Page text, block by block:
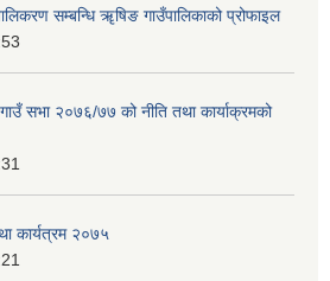
सम्बन्धि ॠषिङ गाउँपालिकाको प्रोफाइल
सभा २०७६/७७ को नीति तथा कार्याक्रमको
कार्यत्रम २०७५